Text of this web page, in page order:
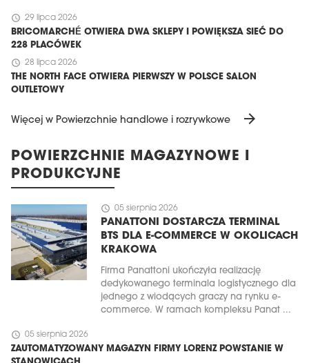
schedule 29 lipca 2026
BRICOMARCHÉ OTWIERA DWA SKLEPY I POWIĘKSZA SIEĆ DO
228 PLACÓWEK
schedule 28 lipca 2026
THE NORTH FACE OTWIERA PIERWSZY W POLSCE SALON
OUTLETOWY
Więcej w Powierzchnie handlowe i rozrywkowe arrow_forward
POWIERZCHNIE MAGAZYNOWE I
PRODUKCYJNE
schedule 05 sierpnia 2026
PANATTONI DOSTARCZA TERMINAL
BTS DLA E-COMMERCE W OKOLICACH
KRAKOWA
Firma Panattoni ukończyła realizację
dedykowanego terminala logistycznego dla
jednego z wiodących graczy na rynku e-
commerce. W ramach kompleksu Panat ...
schedule 05 sierpnia 2026
ZAUTOMATYZOWANY MAGAZYN FIRMY LORENZ POWSTANIE W